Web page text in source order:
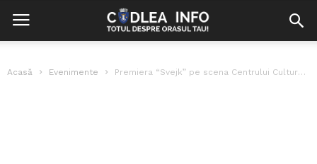
Acasă Evenimente Premiera “Svejk” pe scena Centrului Cultural Reduta